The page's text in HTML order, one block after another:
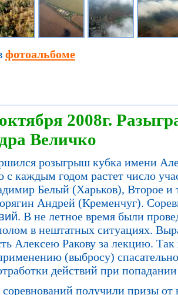
фотоальбоме
2008г.
Величко
розыгрыш кубка имени
с каждым годом растет число
Белый (Харьков), Второе и
Андрей (Кременчуг).
. В не летное время были
в нештатных ситуациях.
Алексею Ракову за лекцию.
(выбросу)
действий при
получили призы